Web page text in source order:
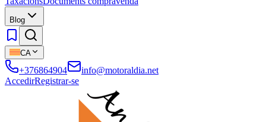
Blog
CA
+376864904
info@motoraldia.net
AccedirRegistrar-se